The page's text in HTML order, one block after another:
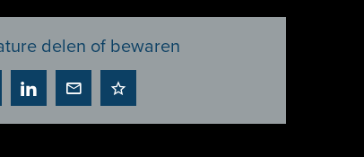
delen of bewaren